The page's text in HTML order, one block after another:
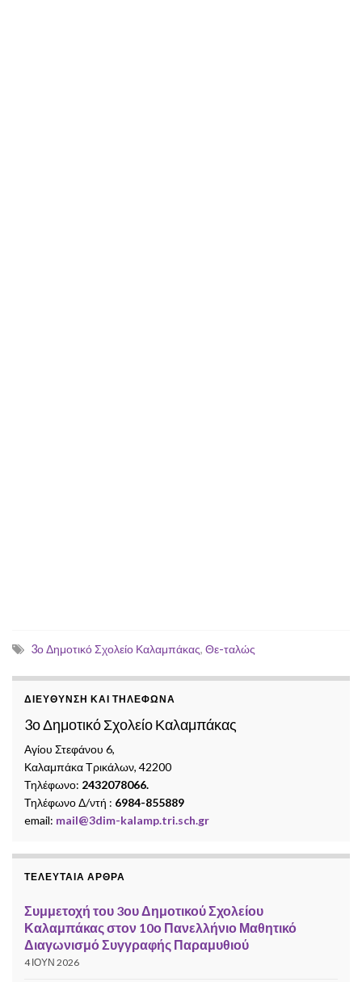
3ο Δημοτικό Σχολείο Καλαμπάκας, Θε-ταλώς
ΔΙΕΎΘΥΝΣΗ ΚΑΙ ΤΗΛΈΦΩΝΑ
3ο Δημοτικό Σχολείο Καλαμπάκας
Αγίου Στεφάνου 6,
Καλαμπάκα Τρικάλων, 42200
Τηλέφωνο: 2432078066.
Τηλέφωνο Δ/ντή : 6984-855889
email: mail@3dim-kalamp.tri.sch.gr
ΤΕΛΕΥΤΑΊΑ ΆΡΘΡΑ
Συμμετοχή του 3ου Δημοτικού Σχολείου
Καλαμπάκας στον 10ο Πανελλήνιο Μαθητικό
Διαγωνισμό Συγγραφής Παραμυθιού
4 ΙΟΎΝ 2026